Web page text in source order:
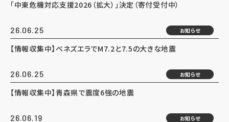
「中東危機対応支援2026（拡大）」決定（寄付受付中）
26.06.25 お知らせ
【情報収集中】ベネズエラでM7.2と7.5の大きな地震
26.06.25 お知らせ
【情報収集中】青森県で震度6強の地震
26.06.19 お知らせ